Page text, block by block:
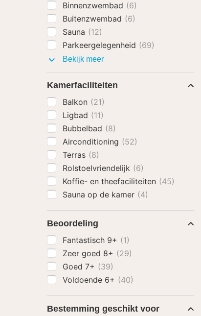
Binnenzwembad (6)
Buitenzwembad (6)
Sauna (12)
Parkeergelegenheid (69)
Bekijk meerFaciliteiten
Kamerfaciliteiten
Balkon (21)
Ligbad (11)
Bubbelbad (8)
Airconditioning (52)
Terras (8)
Rolstoelvriendelijk (6)
Koffie- en theefaciliteiten (45)
Sauna op de kamer (4)
Beoordeling
Fantastisch 9+ (1)
Zeer goed 8+ (29)
Goed 7+ (39)
Voldoende 6+ (40)
Bestemming geschikt voor